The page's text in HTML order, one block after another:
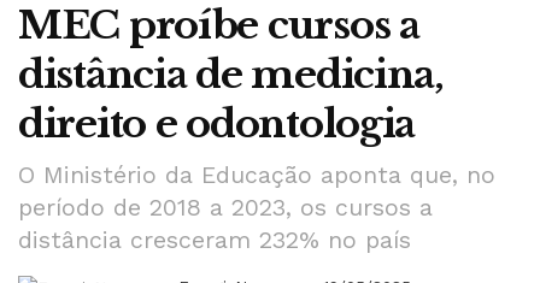
MEC proíbe cursos a
distância de medicina,
direito e odontologia
O Ministério da Educação aponta que, no
período de 2018 a 2023, os cursos a
distância cresceram 232% no país